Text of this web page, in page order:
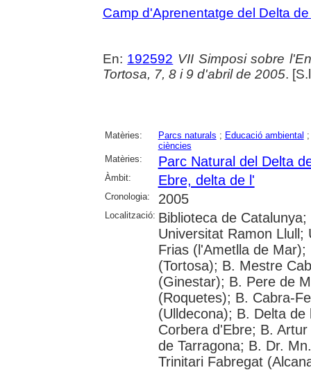
Camp d'Aprenentatge del Delta
En: 192592 VII Simposi sobre
Tortosa, 7, 8 i 9 d'abril de 2005.
Matèries: Parcs naturals ; Educació ambiental
ciències
Matèries:
Parc Natural del Delta
Àmbit: Ebre, delta de l'
Cronologia: 2005
Localització: Biblioteca de
Universitat Ramon Llull;
Frias (l'Ametlla de Mar);
(Tortosa); B. Mestre
(Ginestar); B. Pere de
(Roquetes); B. Cabra-
(Ulldecona); B. Delta
Corbera d'Ebre; B.
de Tarragona; B. Dr.
Trinitari Fabregat